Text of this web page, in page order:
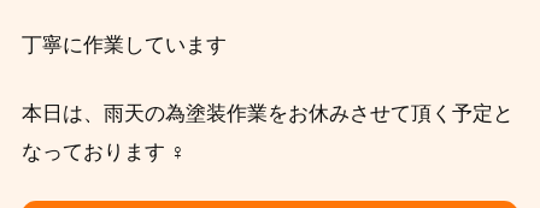
丁寧に作業しています
本日は、雨天の為塗装作業をお休みさせて頂く予定と
なっております ‍♀️